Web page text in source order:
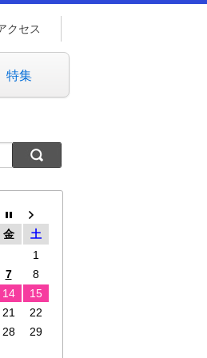
クセス
特集
金
土
1
7
8
14
15
21
22
28
29